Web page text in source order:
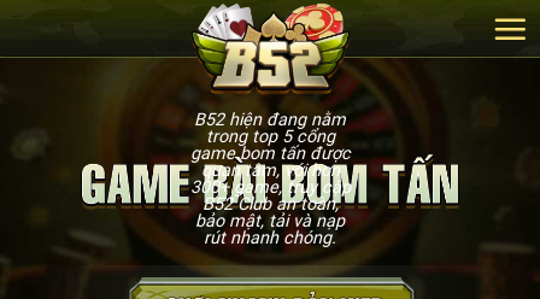
B52 hiện đang nằm
trong top 5 cổng
game bom tấn được
quan tâm, với hơn
300+ game, truy cập
B52 Club an toàn,
bảo mật, tải và nạp
rút nhanh chóng.